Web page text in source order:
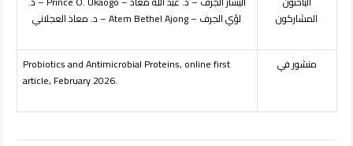
المشاركون
لؤي الجرف –Atem Bethel Ajong– د. معاذ العجلاني
منشور في
Probiotics and Antimicrobial Proteins, online first
article, February 2026.